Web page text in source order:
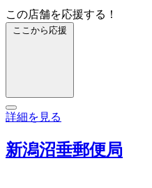
この店舗を応援する！
ここから応援
詳細を見る
新潟沼垂郵便局